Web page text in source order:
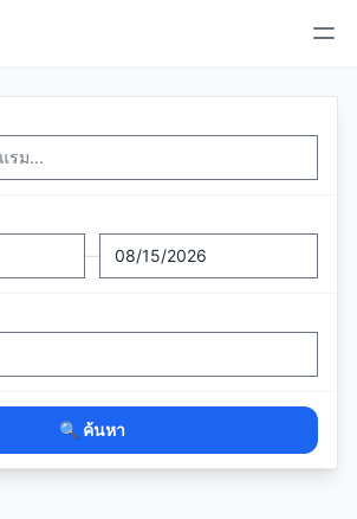
—
🔍 ค้นหา